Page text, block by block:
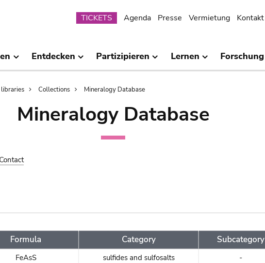
Submenu
TICKETS Agenda Presse Vermietung Kontakt
Entdecken Partizipieren Lernen Forschung
libraries Collections Mineralogy Database
Mineralogy Database
Contact
Formula Category Subcategory
FeAsS sulfides and sulfosalts -